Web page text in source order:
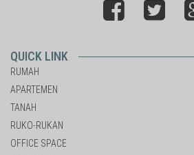
QUICK LINK
RUMAH
APARTEMEN
TANAH
RUKO-RUKAN
OFFICE SPACE